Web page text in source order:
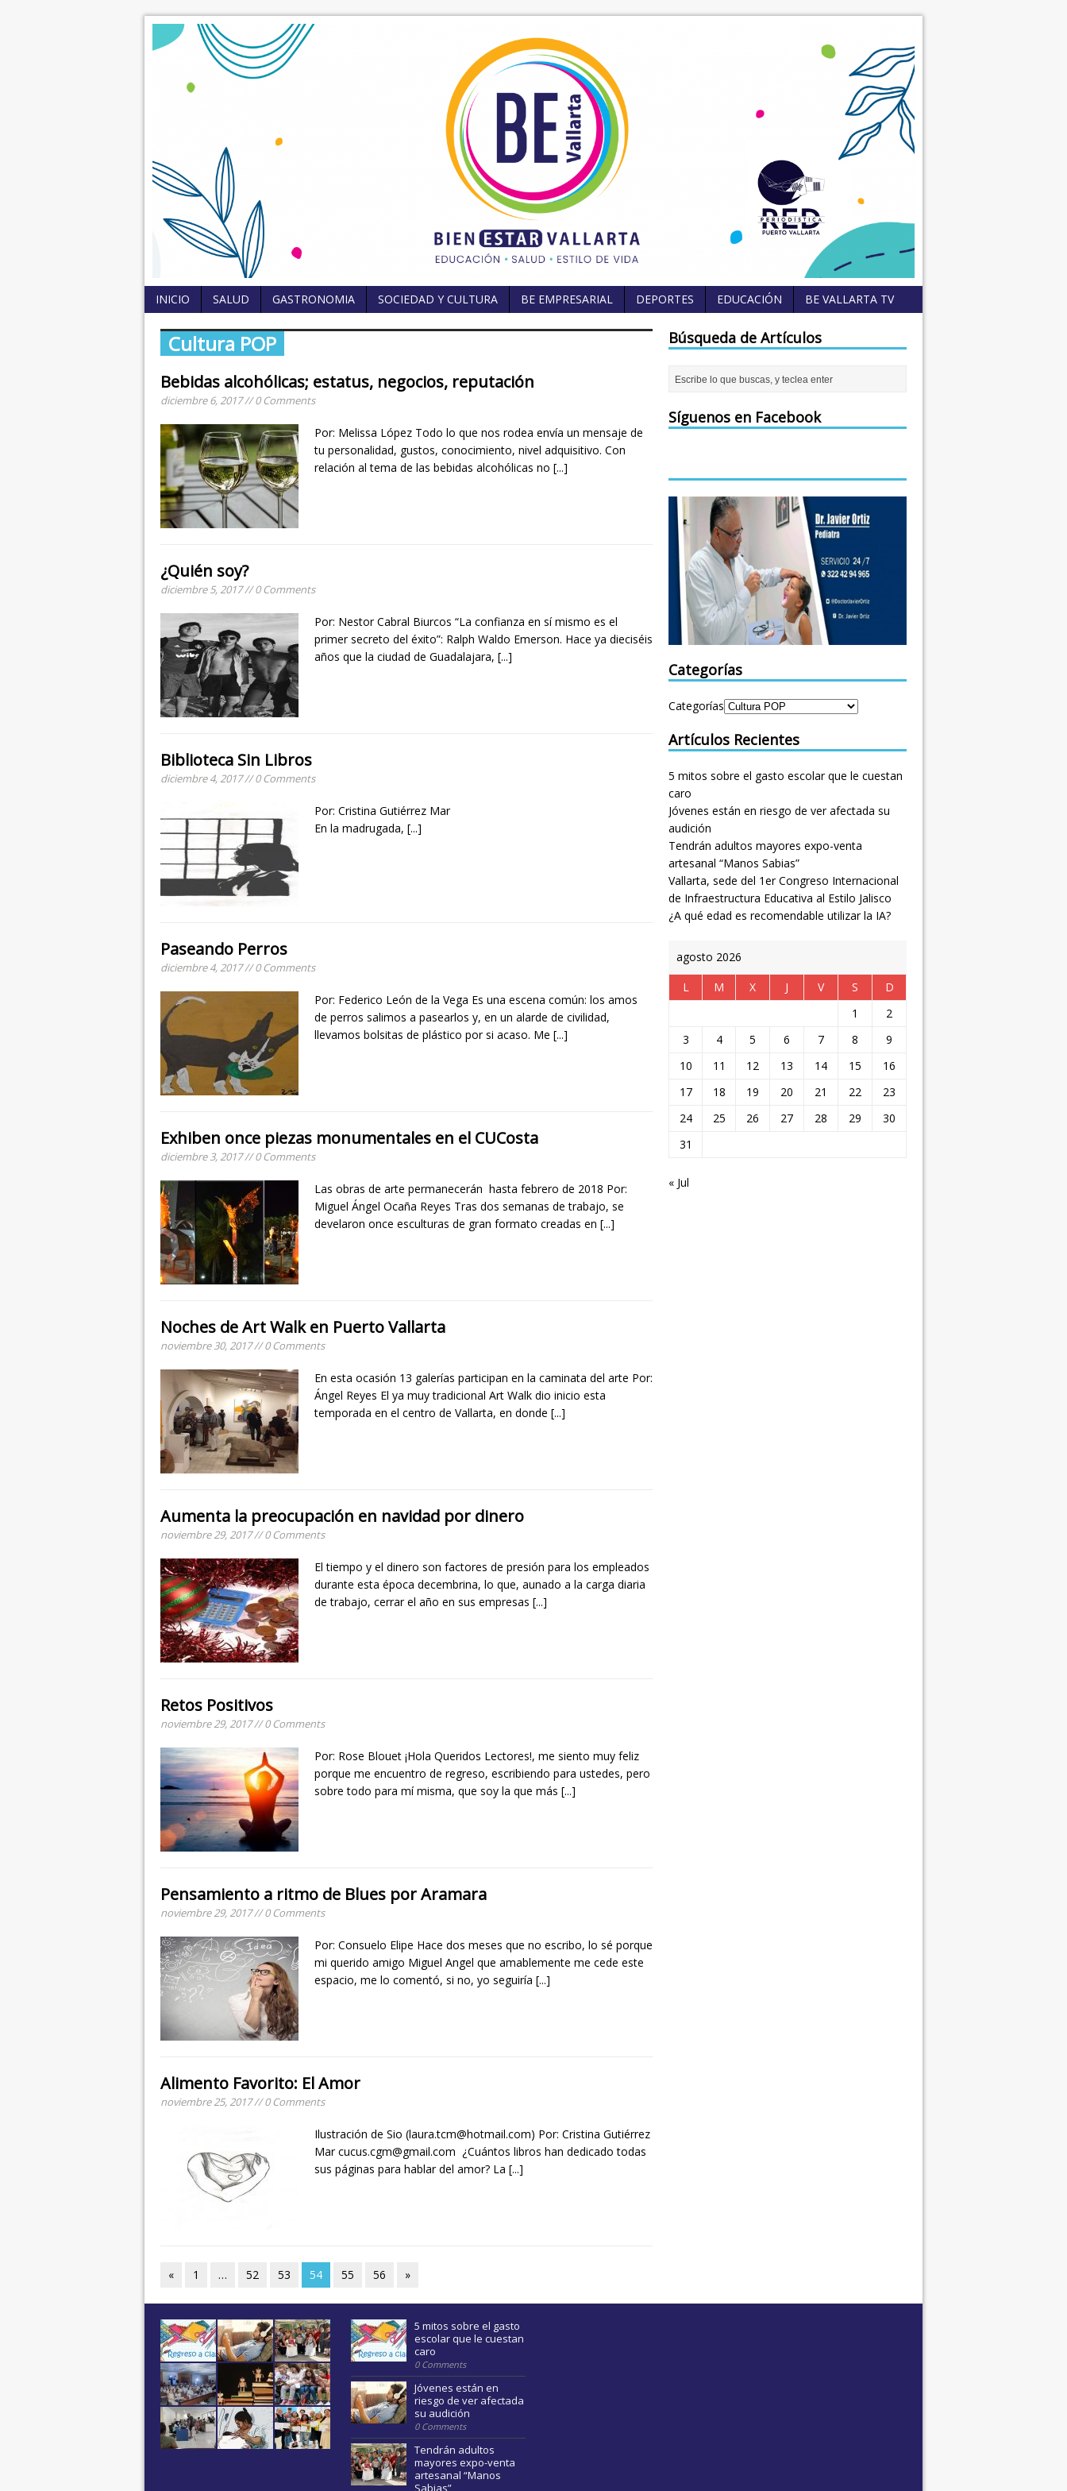
INICIO SALUD GASTRONOMIA SOCIEDAD Y CULTURA BE EMPRESARIAL DEPORTES EDUCACIÓN BE VALLARTA TV
Cultura POP
Bebidas alcohólicas; estatus, negocios, reputación
diciembre 6, 2017 // 0 Comments
Por: Melissa López Todo lo que nos rodea envía un mensaje de
tu personalidad, gustos, conocimiento, nivel adquisitivo. Con
relación al tema de las bebidas alcohólicas no [...]
¿Quién soy?
diciembre 5, 2017 // 0 Comments
Por: Nestor Cabral Biurcos “La confianza en sí mismo es el
primer secreto del éxito”: Ralph Waldo Emerson. Hace ya dieciséis
años que la ciudad de Guadalajara, [...]
Biblioteca Sin Libros
diciembre 4, 2017 // 0 Comments
Por: Cristina Gutiérrez Mar
En la madrugada, [...]
Paseando Perros
diciembre 4, 2017 // 0 Comments
Por: Federico León de la Vega Es una escena común: los amos
de perros salimos a pasearlos y, en un alarde de civilidad,
llevamos bolsitas de plástico por si acaso. Me [...]
Exhiben once piezas monumentales en el CUCosta
diciembre 3, 2017 // 0 Comments
Las obras de arte permanecerán hasta febrero de 2018 Por:
Miguel Ángel Ocaña Reyes Tras dos semanas de trabajo, se
develaron once esculturas de gran formato creadas en [...]
Noches de Art Walk en Puerto Vallarta
noviembre 30, 2017 // 0 Comments
En esta ocasión 13 galerías participan en la caminata del arte Por:
Ángel Reyes El ya muy tradicional Art Walk dio inicio esta
temporada en el centro de Vallarta, en donde [...]
Aumenta la preocupación en navidad por dinero
noviembre 29, 2017 // 0 Comments
El tiempo y el dinero son factores de presión para los empleados
durante esta época decembrina, lo que, aunado a la carga diaria
de trabajo, cerrar el año en sus empresas [...]
Retos Positivos
noviembre 29, 2017 // 0 Comments
Por: Rose Blouet ¡Hola Queridos Lectores!, me siento muy feliz
porque me encuentro de regreso, escribiendo para ustedes, pero
sobre todo para mí misma, que soy la que más [...]
Pensamiento a ritmo de Blues por Aramara
noviembre 29, 2017 // 0 Comments
Por: Consuelo Elipe Hace dos meses que no escribo, lo sé porque
mi querido amigo Miguel Angel que amablemente me cede este
espacio, me lo comentó, si no, yo seguiría [...]
Alimento Favorito: El Amor
noviembre 25, 2017 // 0 Comments
Ilustración de Sio (laura.tcm@hotmail.com) Por: Cristina Gutiérrez
Mar cucus.cgm@gmail.com ¿Cuántos libros han dedicado todas
sus páginas para hablar del amor? La [...]
« 1 … 52 53 54 55 56 »
Búsqueda de Artículos
Síguenos en Facebook
Categorías
Categorías
Artículos Recientes
5 mitos sobre el gasto escolar que le cuestan
caro
Jóvenes están en riesgo de ver afectada su
audición
Tendrán adultos mayores expo-venta
artesanal “Manos Sabias”
Vallarta, sede del 1er Congreso Internacional
de Infraestructura Educativa al Estilo Jalisco
¿A qué edad es recomendable utilizar la IA?
agosto 2026
L
M X J V S
D
1
2
3
4 5 6 7 8
9
10
11 12 13 14 15
16
17
18 19 20 21 22
23
24
25 26 27 28 29
30
31
« Jul
5 mitos sobre el gasto
escolar que le cuestan
caro
0 Comments
Jóvenes están en
riesgo de ver afectada
su audición
0 Comments
Tendrán adultos
mayores expo-venta
artesanal “Manos
Sabias”